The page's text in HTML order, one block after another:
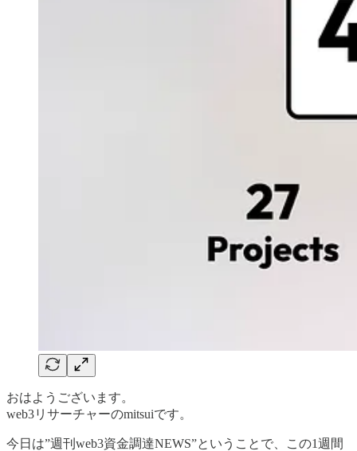
おはようございます。
web3リサーチャーのmitsuiです。
今日は”週刊web3資金調達NEWS”ということで、この1週間